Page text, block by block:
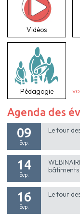
Vidéos
Pédagogie
Agenda des
09
Sep.
Le tour
14
Sep.
bâtiments
16
Sep.
Le tour